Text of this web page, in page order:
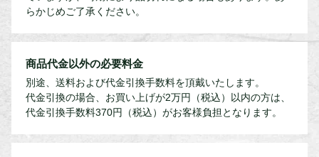
らかじめご了承ください。
商品代金以外の必要料金
別途、送料および代金引換手数料を頂戴いたします。
代金引換の場合、お買い上げが2万円（税込）以内の方は、
代金引換手数料370円（税込）がお客様負担となります。